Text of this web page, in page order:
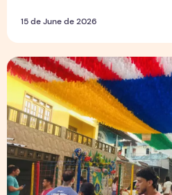
15 de June de 2026
O povo brasileiro e o futebol: